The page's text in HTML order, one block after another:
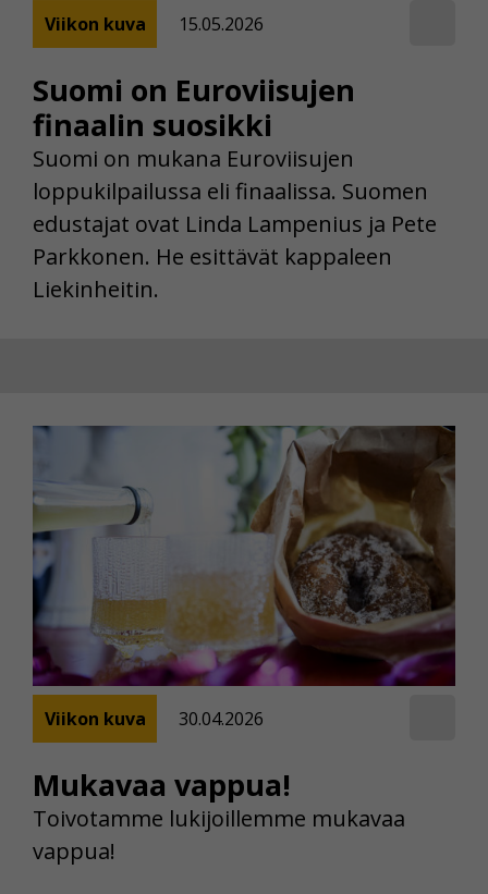
Suomi on Euroviisujen
finaalin suosikki
Viikon kuva 15.05.2026
Suomi on mukana Euroviisujen
loppukilpailussa eli finaalissa. Suomen
edustajat ovat Linda Lampenius ja Pete
Parkkonen. He esittävät kappaleen
Liekinheitin.
Mukavaa vappua!
Viikon kuva 30.04.2026
Toivotamme lukijoillemme mukavaa
vappua!